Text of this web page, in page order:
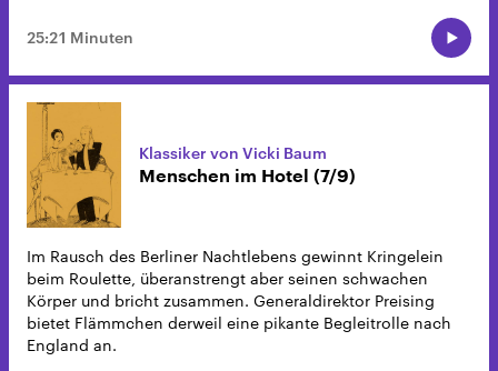
25:21 Minuten
Klassiker von Vicki Baum
Menschen im Hotel (7/9)
Im Rausch des Berliner Nachtlebens gewinnt Kringelein
beim Roulette, überanstrengt aber seinen schwachen
Körper und bricht zusammen. Generaldirektor Preising
bietet Flämmchen derweil eine pikante Begleitrolle nach
England an.